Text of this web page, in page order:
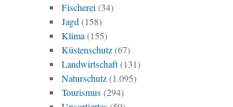
Fischerei(34)
Jagd(158)
Klima(155)
Küstenschutz(67)
Landwirtschaft(131)
Naturschutz(1.095)
Tourismus(294)